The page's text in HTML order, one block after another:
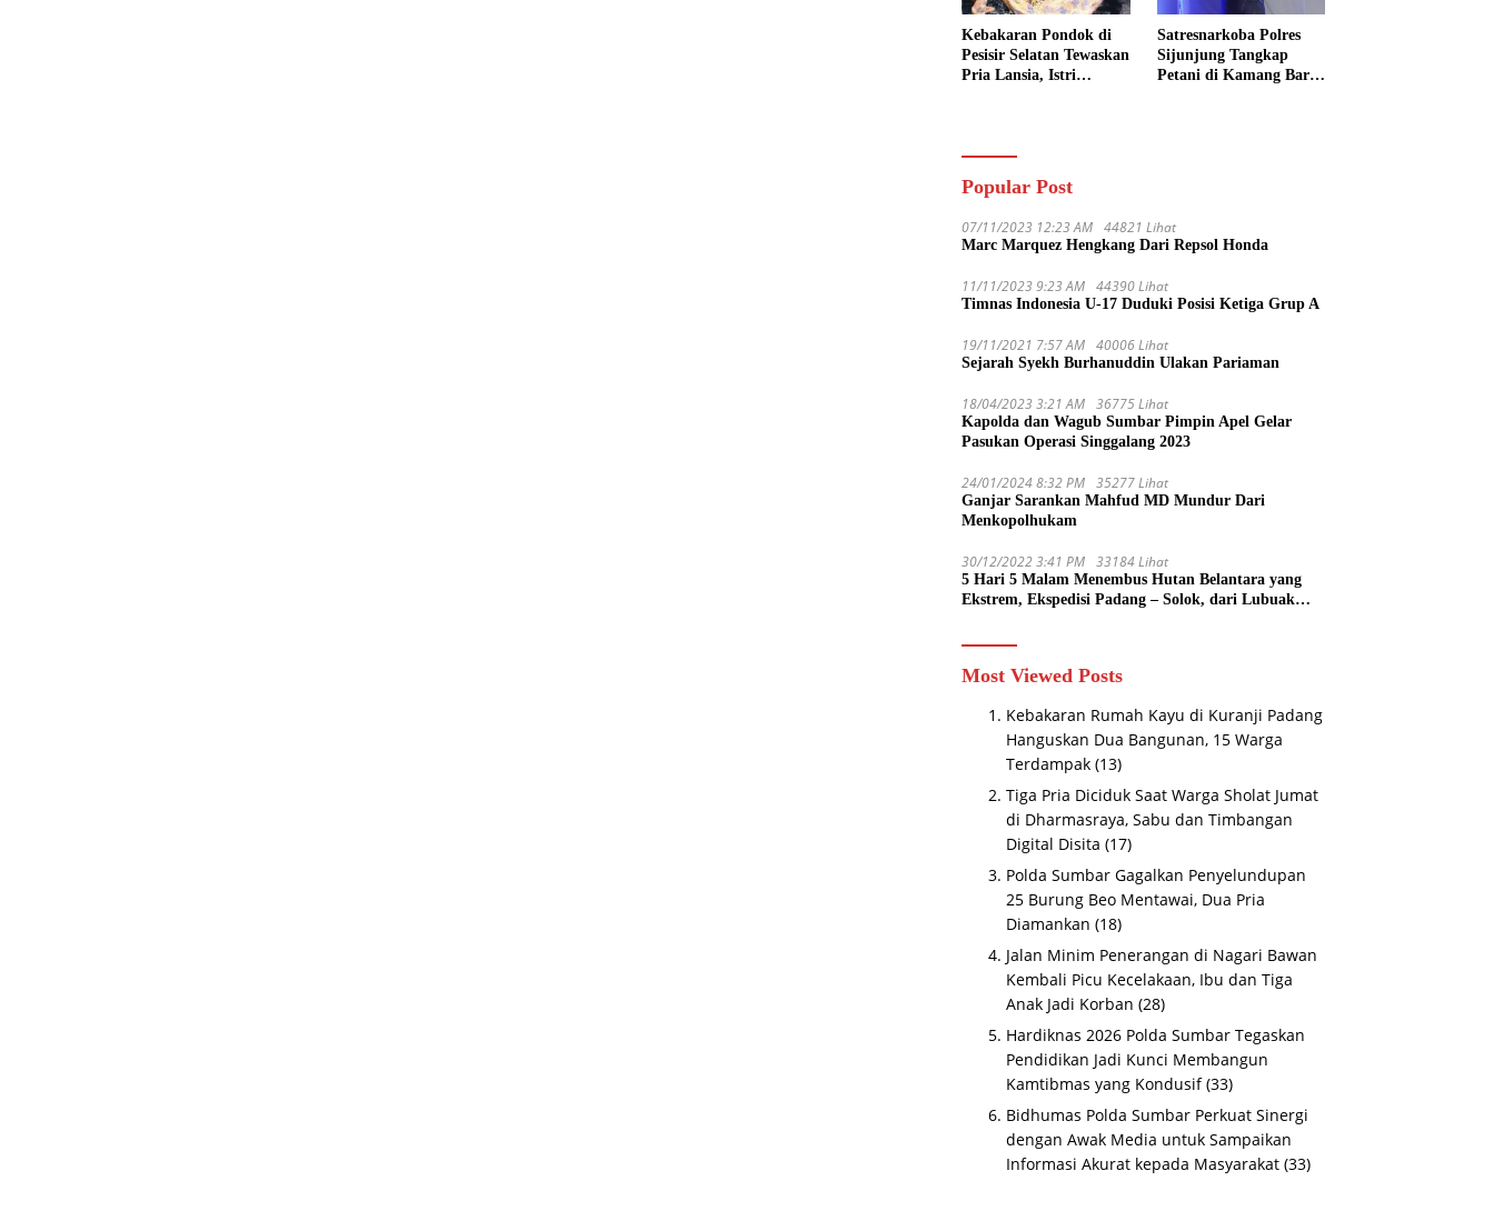
Kebakaran Pondok di
Pesisir Selatan Tewaskan
Pria Lansia, Istri
Satresnarkoba Polres
Sijunjung Tangkap
Petani di Kamang Baru,
Popular Post
07/11/2023 12:23 AM 44821 Lihat
Marc Marquez Hengkang Dari Repsol Honda
11/11/2023 9:23 AM 44390 Lihat
Timnas Indonesia U-17 Duduki Posisi Ketiga Grup A
19/11/2021 7:57 AM 40006 Lihat
Sejarah Syekh Burhanuddin Ulakan Pariaman
18/04/2023 3:21 AM 36775 Lihat
Kapolda dan Wagub Sumbar Pimpin Apel Gelar
Pasukan Operasi Singgalang 2023
24/01/2024 8:32 PM 35277 Lihat
Ganjar Sarankan Mahfud MD Mundur Dari
Menkopolhukam
30/12/2022 3:41 PM 33184 Lihat
5 Hari 5 Malam Menembus Hutan Belantara yang
Ekstrem, Ekspedisi Padang – Solok, dari Lubuak
Most Viewed Posts
Kebakaran Rumah Kayu di Kuranji Padang
Hanguskan Dua Bangunan, 15 Warga
Terdampak (13)
Tiga Pria Diciduk Saat Warga Sholat Jumat
di Dharmasraya, Sabu dan Timbangan
Digital Disita (17)
Polda Sumbar Gagalkan Penyelundupan
25 Burung Beo Mentawai, Dua Pria
Diamankan (18)
Jalan Minim Penerangan di Nagari Bawan
Kembali Picu Kecelakaan, Ibu dan Tiga
Anak Jadi Korban (28)
Hardiknas 2026 Polda Sumbar Tegaskan
Pendidikan Jadi Kunci Membangun
Kamtibmas yang Kondusif (33)
Bidhumas Polda Sumbar Perkuat Sinergi
dengan Awak Media untuk Sampaikan
Informasi Akurat kepada Masyarakat (33)